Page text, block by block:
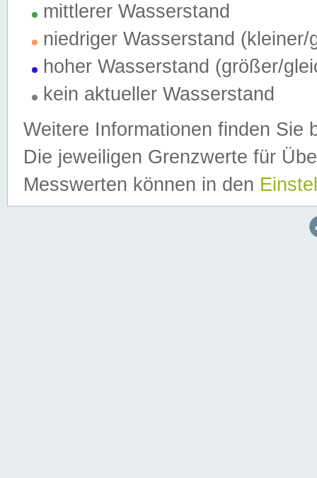
mittlerer Wasserstand
niedriger Wasserstand (kleiner/
hoher Wasserstand (größer/
kein aktueller Wasserstand
Weitere Informationen finden Sie
Die jeweiligen Grenzwerte für
Messwerten können in den